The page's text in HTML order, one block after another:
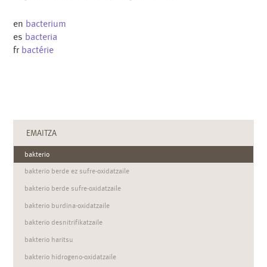
en bacterium
es bacteria
fr bactérie
EMAITZA
bakterio
bakterio berde ez sufre-oxidatzaile
bakterio berde sufre-oxidatzaile
bakterio burdina-oxidatzaile
bakterio desnitrifikatzaile
bakterio haritsu
bakterio hidrogeno-oxidatzaile